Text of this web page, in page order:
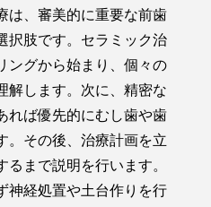
は、審美的に重要な前歯
択肢です。セラミック治
ングから始まり、個々の
解します。次に、精密な
れば優先的にむし歯や歯
。その後、治療計画を立
まで説明を行います。
神経処置や土台作りを行